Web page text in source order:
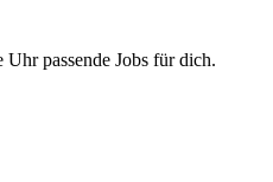
passende Jobs für dich.